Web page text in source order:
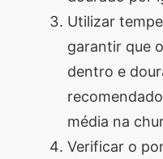
Utilizar
garantir que
dentro e
média na
Verificar o